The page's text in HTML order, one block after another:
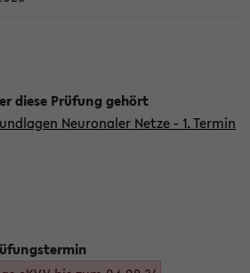
Neuronaler Netze - 1. Termin